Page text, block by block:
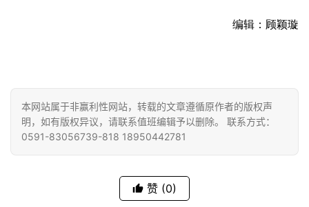
八
点
编辑：顾颖璇
本网站属于非赢利性网站，转载的文章遵循原作者的版权声
明，如有版权异议，请联系值班编辑予以删除。 联系方式：
0591-83056739-818 18950442781
赞 (0)